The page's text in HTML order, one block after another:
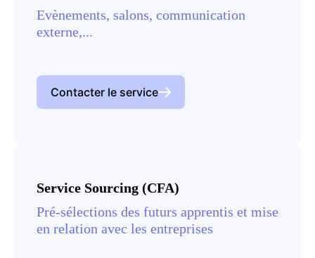
Evènements, salons, communication
externe,...
Contacter le service
Service Sourcing (CFA)
Pré-sélections des futurs apprentis et mise
en relation avec les entreprises